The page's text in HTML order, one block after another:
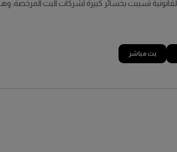
القانونية تسببت بخسائر كبيرة لشركات البث
بث مباشر